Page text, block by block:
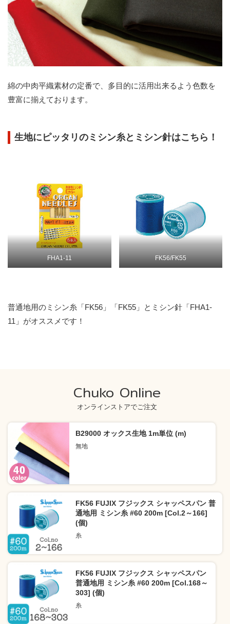
綿の中肉平織素材の定番で、多目的に活用出来るよう色数を
豊富に揃えております。
生地にピッタリのミシン糸とミシン針はこちら！
FHA1-11 FK56/FK55
普通地用のミシン糸「FK56」「FK55」とミシン針「FHA1-
11」がオススメです！
Chuko Online
オンラインストアでご注文
B29000 オックス生地 1m単位 (m)
無地
FK56 FUJIX フジックス シャッペスパン 普
通地用 ミシン糸 #60 200m [Col.2～166]
(個)
糸
FK56 FUJIX フジックス シャッペスパン
普通地用 ミシン糸 #60 200m [Col.168～
303] (個)
糸